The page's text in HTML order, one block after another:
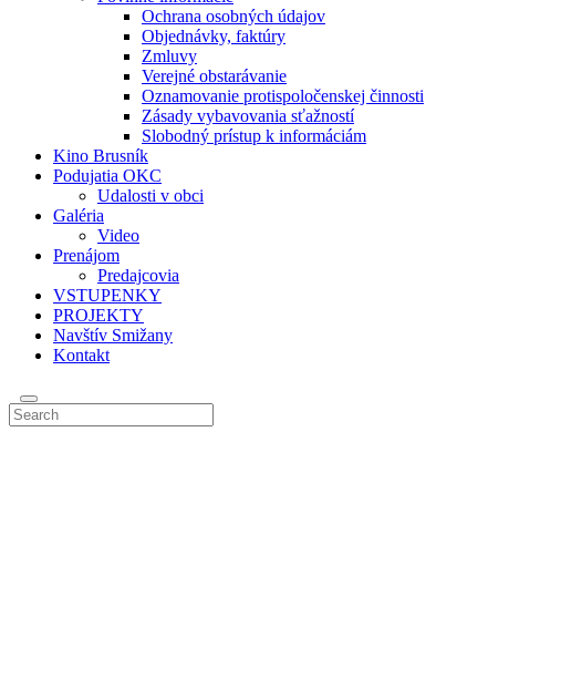
Ochrana osobných údajov
Objednávky, faktúry
Zmluvy
Verejné obstarávanie
Oznamovanie protispoločenskej činnosti
Zásady vybavovania sťažností
Slobodný prístup k informáciám
Kino Brusník
Podujatia OKC
Udalosti v obci
Galéria
Video
Prenájom
Predajcovia
VSTUPENKY
PROJEKTY
Navštív Smižany
Kontakt